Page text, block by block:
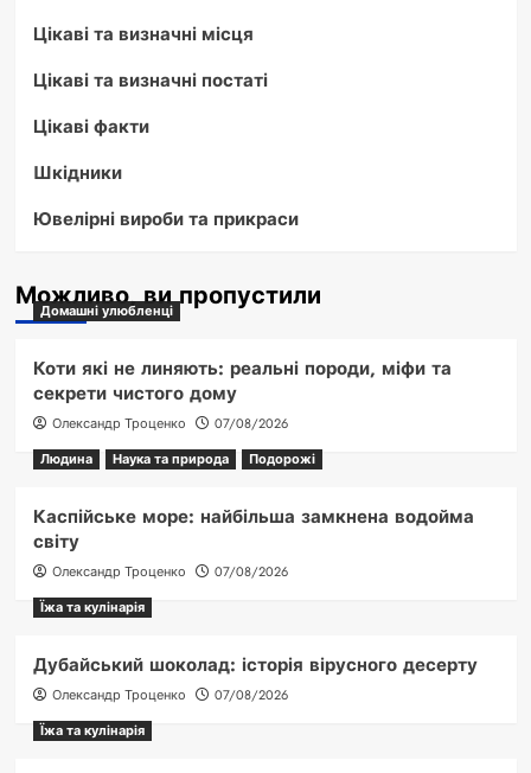
Цікаві та визначні місця
Цікаві та визначні постаті
Цікаві факти
Шкідники
Ювелірні вироби та прикраси
Можливо, ви пропустили
Домашні улюбленці
Коти які не линяють: реальні породи, міфи та
секрети чистого дому
Олександр Троценко
07/08/2026
Людина
Наука та природа Подорожі
Каспійське море: найбільша замкнена водойма
світу
Олександр Троценко
07/08/2026
Їжа та кулінарія
Дубайський шоколад: історія вірусного десерту
Олександр Троценко
07/08/2026
Їжа та кулінарія